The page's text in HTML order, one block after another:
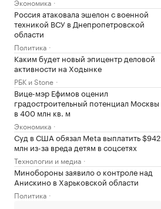
Россия атаковала эшелон с военной
техникой ВСУ в Днепропетровской
области
Политика
Каким будет новый эпицентр деловой
активности на Ходынке
РБК и Stone
Вице-мэр Ефимов оценил
градостроительный потенциал Москвы
в 400 млн кв. м
Экономика
Суд в США обязал Meta выплатить $942
млн из-за вреда детям в соцсетях
Технологии и медиа
Минобороны заявило о контроле над
Анискино в Харьковской области
Политика